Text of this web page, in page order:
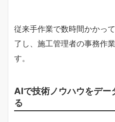
従来手作業で数時間かかっ
了し、施工管理者の事務作
す。
AIで技術ノウハウをデー
る